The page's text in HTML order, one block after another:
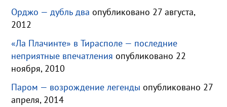
Орджо — дубль два опубликовано 27 августа,
2012
«Ла Плачинте» в Тирасполе — последние
неприятные впечатления опубликовано 22
ноября, 2010
Паром — возрождение легенды опубликовано 27
апреля, 2014